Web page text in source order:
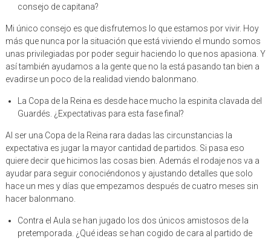
consejo de capitana?
Mi único consejo es que disfrutemos lo que estamos por vivir. Hoy
más que nunca por la situación que está viviendo el mundo somos
unas privilegiadas por poder seguir haciendo lo que nos apasiona. Y
así también ayudamos a la gente que no la está pasando tan bien a
evadirse un poco de la realidad viendo balonmano.
La Copa de la Reina es desde hace mucho la espinita clavada del
Guardés. ¿Expectativas para esta fase final?
Al ser una Copa de la Reina rara dadas las circunstancias la
expectativa es jugar la mayor cantidad de partidos. Si pasa eso
quiere decir que hicimos las cosas bien. Además el rodaje nos va a
ayudar para seguir conociéndonos y ajustando detalles que solo
hace un mes y días que empezamos después de cuatro meses sin
hacer balonmano.
Contra el Aula se han jugado los dos únicos amistosos de la
pretemporada. ¿Qué ideas se han cogido de cara al partido de